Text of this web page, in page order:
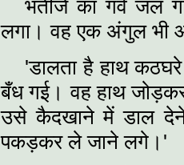
भतीजे का गर्व जल
लगा। वह एक अंगुल भी
'डालता है हाथ
बँध गई। वह हाथ जोड़कर
उसे कैदखाने में डाल देने
पकड़कर ले जाने लगे।'